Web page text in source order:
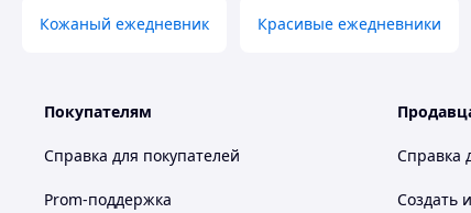
Кожаный ежедневник Красивые ежедневники
Покупателям
Справка для покупателей
Prom-поддержка
Справка
Создать